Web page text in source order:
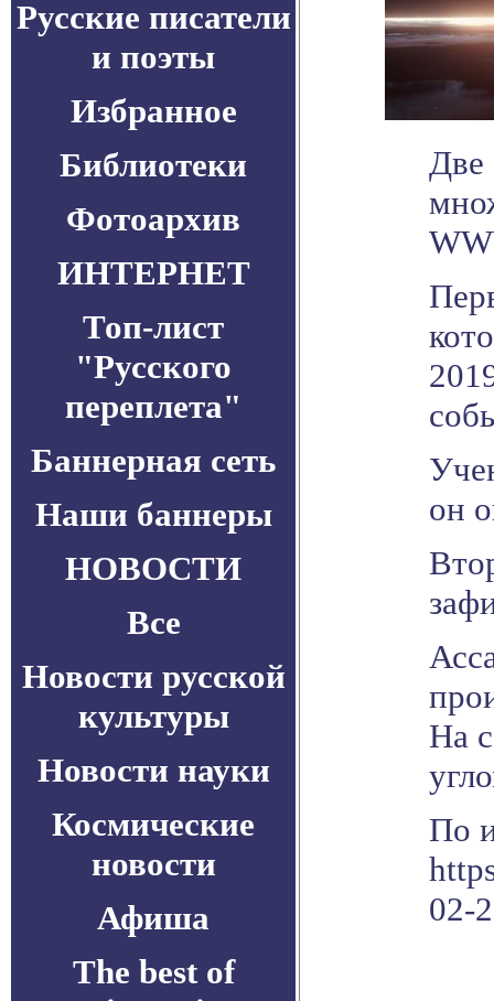
Русские писатели
и поэты
Избранное
Библиотеки
Фотоархив
ИНТЕРНЕТ
Топ-лист
"Русского
переплета"
Баннерная сеть
Наши баннеры
НОВОСТИ
Все
Новости русской
культуры
Новости науки
Космические
новости
Афиша
The best of
Две
он
На
По
02-